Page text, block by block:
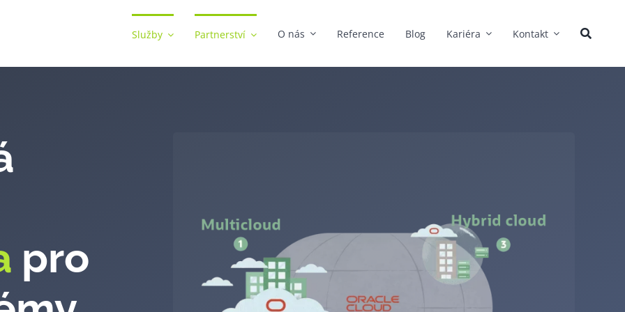
Služby Partnerství O nás Reference Blog Kariéra Kontakt
pro